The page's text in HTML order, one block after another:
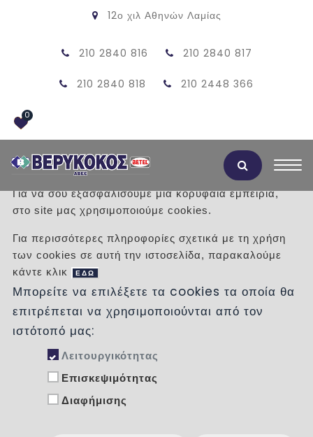
12ο χιλ Αθηνών Λαμίας
210 2840 816 210 2840 817
210 2840 818 210 2448 366
0
/ Προϊόντα / ΠΛΑΚΑΚΙΑ
ΔΑΠΕΔΟΥ
ΕΣΩΤΕΡΙΚΟΥ ΧΩΡΟΥ
Αποδοχή Cookies
Για να σου εξασφαλίσουμε μια κορυφαία εμπειρία,
στο site μας χρησιμοποιούμε cookies.
Για περισσότερες πληροφορίες σχετικά με τη χρήση
των cookies σε αυτή την ιστοσελίδα, παρακαλούμε
κάντε κλικ
ΕΔΩ
Μπορείτε να επιλέξετε τα cookies τα οποία θα
επιτρέπεται να χρησιμοποιούνται από τον
ιστότοπό μας:
Λειτουργικότητας
Επισκεψιμότητας
Διαφήμισης